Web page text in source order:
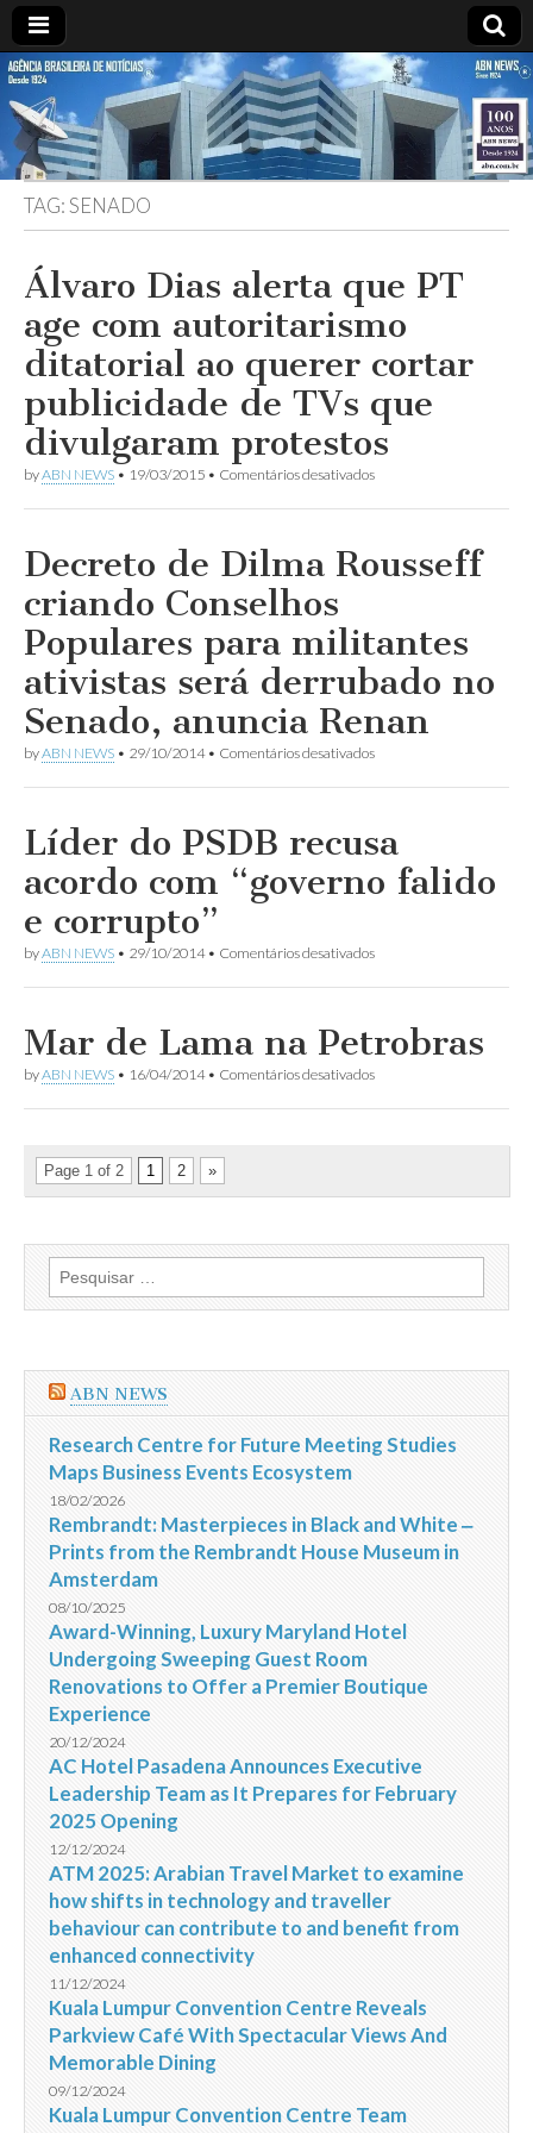
ABN
AGÊNCIA
BRASILEIRA
DE
NOTÍCIAS
DESDE
1924
TAG:SENADO
Álvaro Dias alerta que PT
age com autoritarismo
ditatorial ao querer cortar
publicidade de TVs que
divulgaram protestos
byABN NEWS • 19/03/2015 • Comentários desativadosem
Dias
PT
ditatorial
querer
publicidade
TVs
Decreto de Dilma Rousseff
criando Conselhos
Populares para militantes
ativistas será derrubado no
Senado, anuncia Renan
byABN NEWS • 29/10/2014• Comentários desativadosem
de
criando
Conselhos
Populares
será
anuncia
Renan
Líder do PSDB recusa
acordo com “governo falido
e corrupto”
byABN NEWS • 29/10/2014• Comentários desativadosem
do
recusa
acordo
“governo
Mar de Lama na Petrobras
byABN NEWS • 16/04/2014• Comentários desativadosem
de
Page 1 of 2 1 2 »
Pesquisar
por:
ABN NEWS
Research Centre for Future Meeting Studies
Maps Business Events Ecosystem
18/02/2026
Rembrandt: Masterpieces in Black and White ‒
Prints from the Rembrandt House Museum in
Amsterdam
08/10/2025
Award-Winning, Luxury Maryland Hotel
Undergoing Sweeping Guest Room
Renovations to Offer a Premier Boutique
Experience
20/12/2024
AC Hotel Pasadena Announces Executive
Leadership Team as It Prepares for February
2025 Opening
12/12/2024
ATM 2025: Arabian Travel Market to examine
how shifts in technology and traveller
behaviour can contribute to and benefit from
enhanced connectivity
11/12/2024
Kuala Lumpur Convention Centre Reveals
Parkview Café With Spectacular Views And
Memorable Dining
09/12/2024
Kuala Lumpur Convention Centre Team